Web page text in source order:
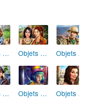
Objets Cachés Excursion en Famille Objets Cachés Civilisation Secrète Objets Cachés Plus qu'une Légende
Objets Cachés Ruée vers l'Or Objets Cachés Le Cirque de la Peur Objets Cachés Recommencer